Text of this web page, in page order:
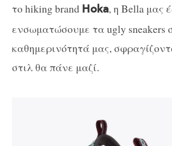
το hiking brand Hoka, η Bella μας
ενσωματώσουμε τα ugly sneakers
καθημερινότητά μας,
στιλ θα πάνε μαζί.